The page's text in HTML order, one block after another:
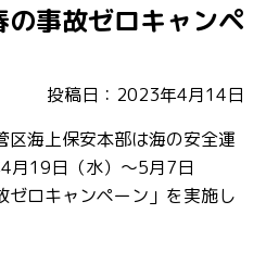
事故ゼロキャンペ
投稿日：2023年4月14日
区海上保安本部は海の安全運
月19日（水）～5月7日
ゼロキャンペーン」を実施し